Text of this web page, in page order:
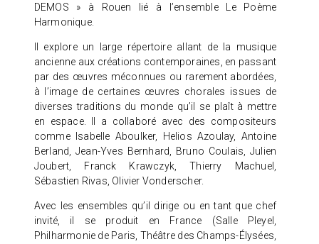
DEMOS » à Rouen lié à l’ensemble Le Poème
Harmonique.
Il explore un large répertoire allant de la musique
ancienne aux créations contemporaines, en passant
par des œuvres méconnues ou rarement abordées,
à l’image de certaines œuvres chorales issues de
diverses traditions du monde qu’il se plaît à mettre
en espace. Il a collaboré avec des compositeurs
comme Isabelle Aboulker, Helios Azoulay, Antoine
Berland, Jean-Yves Bernhard, Bruno Coulais, Julien
Joubert, Franck Krawczyk, Thierry Machuel,
Sébastien Rivas, Olivier Vonderscher.
Avec les ensembles qu’il dirige ou en tant que chef
invité, il se produit en France (Salle Pleyel,
Philharmonie de Paris, Théâtre des Champs-Élysées,